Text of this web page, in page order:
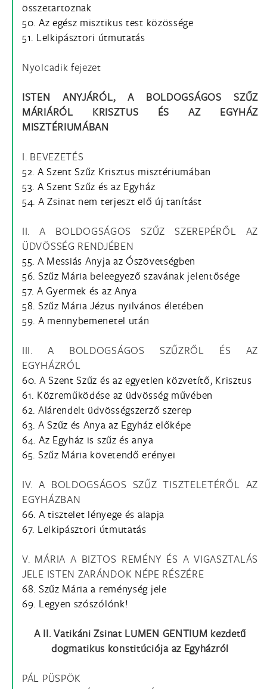
összetartoznak
50. Az egész misztikus test közössége
51. Lelkipásztori útmutatás
Nyolcadik fejezet
ISTEN ANYJÁRÓL, A BOLDOGSÁGOS SZŰZ
MÁRIÁRÓL KRISZTUS ÉS AZ EGYHÁZ
MISZTÉRIUMÁBAN
I. BEVEZETÉS
52. A Szent Szűz Krisztus misztériumában
53. A Szent Szűz és az Egyház
54. A Zsinat nem terjeszt elő új tanítást
II. A BOLDOGSÁGOS SZŰZ SZEREPÉRŐL AZ
ÜDVÖSSÉG RENDJÉBEN
55. A Messiás Anyja az Ószövetségben
56. Szűz Mária beleegyező szavának jelentősége
57. A Gyermek és az Anya
58. Szűz Mária Jézus nyilvános életében
59. A mennybemenetel után
III. A BOLDOGSÁGOS SZŰZRŐL ÉS AZ
EGYHÁZRÓL
60. A Szent Szűz és az egyetlen közvetítő, Krisztus
61. Közreműködése az üdvösség művében
62. Alárendelt üdvösségszerző szerep
63. A Szűz és Anya az Egyház előképe
64. Az Egyház is szűz és anya
65. Szűz Mária követendő erényei
IV. A BOLDOGSÁGOS SZŰZ TISZTELETÉRŐL AZ
EGYHÁZBAN
66. A tisztelet lényege és alapja
67. Lelkipásztori útmutatás
V. MÁRIA A BIZTOS REMÉNY ÉS A VIGASZTALÁS
JELE ISTEN ZARÁNDOK NÉPE RÉSZÉRE
68. Szűz Mária a reménység jele
69. Legyen szószólónk!
A II. Vatikáni Zsinat LUMEN GENTIUM kezdetű
dogmatikus konstitúciója az Egyházról
PÁL PÜSPÖK